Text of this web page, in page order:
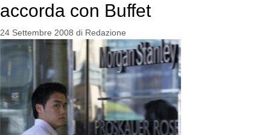
accorda con Buffet
24 Settembre 2008 di Redazione